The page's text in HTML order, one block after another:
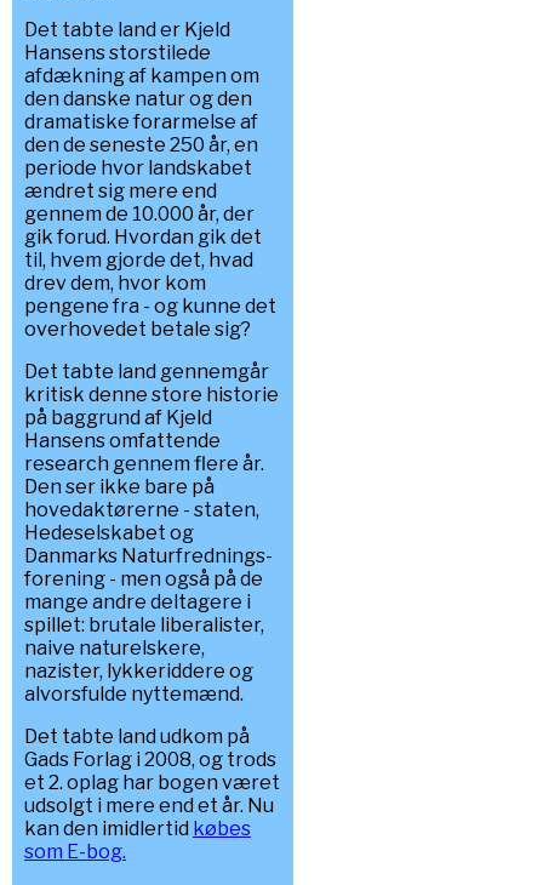
Det tabte land er Kjeld
Hansens storstilede
afdækning af kampen om
den danske natur og den
dramatiske forarmelse af
den de seneste 250 år, en
periode hvor landskabet
ændret sig mere end
gennem de 10.000 år, der
gik forud. Hvordan gik det
til, hvem gjorde det, hvad
drev dem, hvor kom
pengene fra - og kunne det
overhovedet betale sig?
Det tabte land gennemgår
kritisk denne store historie
på baggrund af Kjeld
Hansens omfattende
research gennem flere år.
Den ser ikke bare på
hovedaktørerne - staten,
Hedeselskabet og
Danmarks Naturfrednings-
forening - men også på de
mange andre deltagere i
spillet: brutale liberalister,
naive naturelskere,
nazister, lykkeriddere og
alvorsfulde nyttemænd.
Det tabte land udkom på
Gads Forlag i 2008, og trods
et 2. oplag har bogen været
udsolgt i mere end et år. Nu
kan den imidlertid købes
som E-bog.